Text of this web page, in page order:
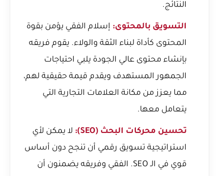
النتائج.
التسويق بالمحتوى: إسلام الفقي يؤمن بقوة
المحتوى كأداة لبناء الثقة والولاء. يقوم فريقه
بإنشاء محتوى عالي الجودة يلبي احتياجات
الجمهور المستهدف ويقدم قيمة حقيقية لهم،
مما يعزز من مكانة العلامات التجارية التي
يتعامل معها.
تحسين محركات البحث (SEO):
لا يمكن لأي
استراتيجية تسويق رقمي أن تنجح دون أساس
قوي في الـ SEO. الفقي وفريقه يضمنون أن